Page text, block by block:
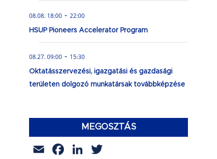
08.08. 18:00 - 22:00
HSUP Pioneers Accelerator Program
08.27. 09:00 - 15:30
Oktatásszervezési, igazgatási és gazdasági
területen dolgozó munkatársak továbbképzése
MEGOSZTÁS
EmailFacebook
LinkedIn